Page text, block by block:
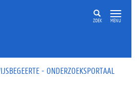
ZOEK MENU
- ONDERZOEKSPORTAAL